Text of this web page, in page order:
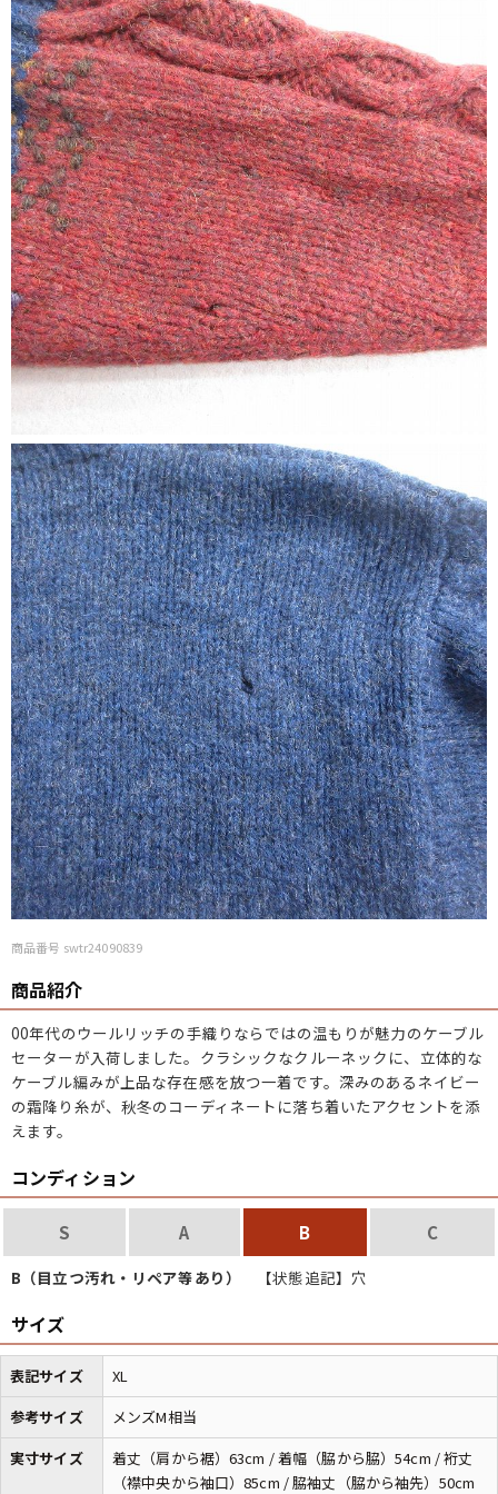
商品番号 swtr24090839
商品紹介
00年代のウールリッチの手織りならではの温もりが魅力のケーブル
セーターが入荷しました。クラシックなクルーネックに、立体的な
ケーブル編みが上品な存在感を放つ一着です。深みのあるネイビー
の霜降り糸が、秋冬のコーディネートに落ち着いたアクセントを添
えます。
コンディション
S A B C
B（目立つ汚れ・リペア等あり） 【状態追記】穴
サイズ
表記サイズ
XL
参考サイズ
メンズM相当
実寸サイズ
着丈（肩から裾）63cm / 着幅（脇から脇）54cm / 裄丈
（襟中央から袖口）85cm / 脇袖丈（脇から袖先）50cm